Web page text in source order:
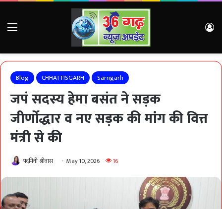
Menu
Blog CHHATTISGARH Sarngarh
जपं सदस्य हेमा बसंत ने सड़क
जीर्णोद्धार व नए सड़क की मांग की वित्त
मंत्री से की
पदमिनी श्रीवास May 10, 2026 16